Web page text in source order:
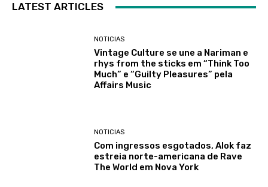
LATEST ARTICLES
NOTICIAS
Vintage Culture se une a Nariman e
rhys from the sticks em “Think Too
Much” e “Guilty Pleasures” pela
Affairs Music
NOTICIAS
Com ingressos esgotados, Alok faz
estreia norte-americana de Rave
The World em Nova York